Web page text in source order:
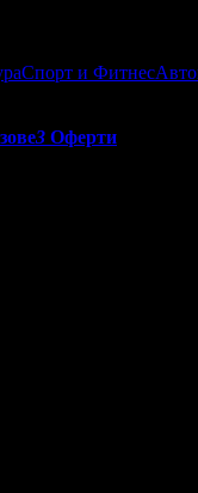
Спорт и Фитнес
3 Оферти